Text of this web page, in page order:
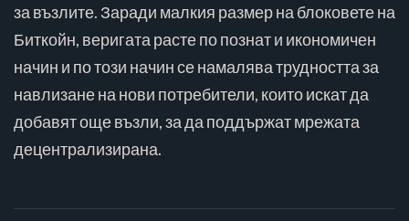
за възлите. Заради малкия размер на блоковете на
Биткойн, веригата расте по познат и икономичен
начин и по този начин се намалява трудността за
навлизане на нови потребители, които искат да
добавят още възли, за да поддържат мрежата
децентрализирана.